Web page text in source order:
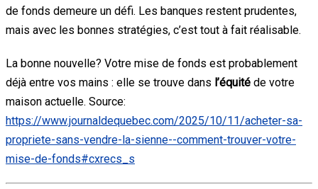
de fonds demeure un défi. Les banques restent prudentes,
mais avec les bonnes stratégies, c’est tout à fait réalisable.
La bonne nouvelle? Votre mise de fonds est probablement
déjà entre vos mains : elle se trouve dans l’équité de votre
maison actuelle. Source:
https://www.journaldequebec.com/2025/10/11/acheter-sa-
propriete-sans-vendre-la-sienne--comment-trouver-votre-
mise-de-fonds#cxrecs_s